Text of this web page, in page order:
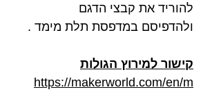
להוריד את קבצי הדגם
ולהדפיסם במדפסת תלת מימד .
קישור למירוץ הגולות
https://makerworld.com/en/m